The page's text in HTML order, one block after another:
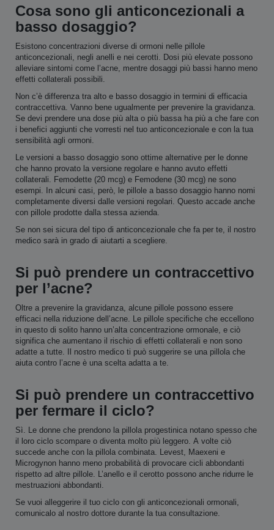
Cosa sono gli anticoncezionali a
basso dosaggio?
Esistono concentrazioni diverse di ormoni nelle pillole
anticoncezionali, negli anelli e nei cerotti. Dosi più elevate possono
alleviare sintomi come l’acne, mentre dosaggi più bassi hanno meno
effetti collaterali possibili.
Non c’è differenza tra alto e basso dosaggio in termini di efficacia
contraccettiva. Vanno bene ugualmente per prevenire la gravidanza.
Se devi prendere una dose più alta o più bassa ha più a che fare con
i benefici aggiunti che vorresti nel tuo anticoncezionale e con la tua
sensibilità agli ormoni.
Le versioni a basso dosaggio sono ottime alternative per le donne
che hanno provato la versione regolare e hanno avuto effetti
collaterali. Femodette (20 mcg) e Femodene (30 mcg) ne sono
esempi. In alcuni casi, però, le pillole a basso dosaggio hanno nomi
completamente diversi dalle versioni regolari. Questo accade anche
con pillole prodotte dalla stessa azienda.
Se non sei sicura del tipo di anticoncezionale che fa per te, il nostro
medico sarà in grado di aiutarti a scegliere.
Si può prendere un contraccettivo
per l’acne?
Oltre a prevenire la gravidanza, alcune pillole possono essere
efficaci nella riduzione dell’acne. Le pillole specifiche che eccellono
in questo di solito hanno un’alta concentrazione ormonale, e ciò
significa che aumentano il rischio di effetti collaterali e non sono
adatte a tutte. Il nostro medico ti può suggerire se una pillola che
aiuta contro l’acne è una scelta adatta a te.
Si può prendere un contraccettivo
per fermare il ciclo?
Sì. Le donne che prendono la pillola progestinica notano spesso che
il loro ciclo scompare o diventa molto più leggero. A volte ciò
succede anche con la pillola combinata. Levest, Maexeni e
Microgynon hanno meno probabilità di provocare cicli abbondanti
rispetto ad altre pillole. L’anello e il cerotto possono anche ridurre le
mestruazioni abbondanti.
Se vuoi alleggerire il tuo ciclo con gli anticoncezionali ormonali,
comunicalo al nostro dottore durante la tua consultazione.